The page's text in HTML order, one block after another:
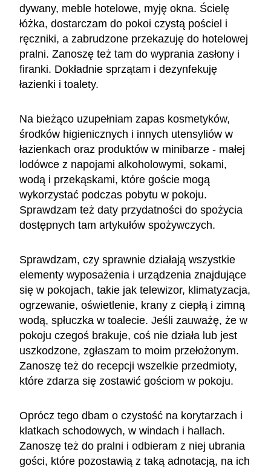
dywany, meble hotelowe, myję okna. Ścielę
łóżka, dostarczam do pokoi czystą pościel i
ręczniki, a zabrudzone przekazuję do hotelowej
pralni. Zanoszę też tam do wyprania zasłony i
firanki. Dokładnie sprzątam i dezynfekuję
łazienki i toalety.
Na bieżąco uzupełniam zapas kosmetyków,
środków higienicznych i innych utensyliów w
łazienkach oraz produktów w minibarze - małej
lodówce z napojami alkoholowymi, sokami,
wodą i przekąskami, które goście mogą
wykorzystać podczas pobytu w pokoju.
Sprawdzam też daty przydatności do spożycia
dostępnych tam artykułów spożywczych.
Sprawdzam, czy sprawnie działają wszystkie
elementy wyposażenia i urządzenia znajdujące
się w pokojach, takie jak telewizor, klimatyzacja,
ogrzewanie, oświetlenie, krany z ciepłą i zimną
wodą, spłuczka w toalecie. Jeśli zauważę, że w
pokoju czegoś brakuje, coś nie działa lub jest
uszkodzone, zgłaszam to moim przełożonym.
Zanoszę też do recepcji wszelkie przedmioty,
które zdarza się zostawić gościom w pokoju.
Oprócz tego dbam o czystość na korytarzach i
klatkach schodowych, w windach i hallach.
Zanoszę też do pralni i odbieram z niej ubrania
gości, które pozostawią z taką adnotacją, na ich